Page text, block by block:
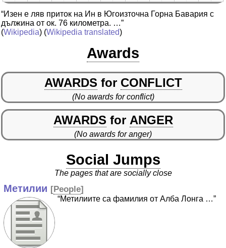
“Изен е ляв приток на Ин в Югоизточна Горна Бавария с
дължина от ок. 76 километра. …”
(Wikipedia) (Wikipedia translated)
Awards
AWARDS for CONFLICT
(No awards for conflict)
AWARDS for ANGER
(No awards for anger)
Social Jumps
The pages that are socially close
Метилии [People]
“Метилиите са фамилия от Алба Лонга …”